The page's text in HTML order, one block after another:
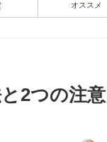
オススメ
2つの注